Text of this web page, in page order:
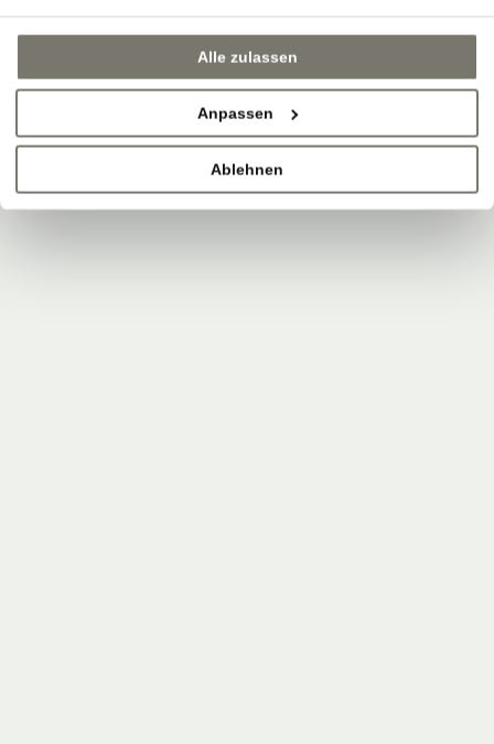
Alle zulassen
Anpassen
Ablehnen